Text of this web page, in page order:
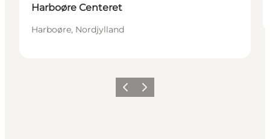
Harboøre Centeret
Harboøre, Nordjylland
ForrigeNæste